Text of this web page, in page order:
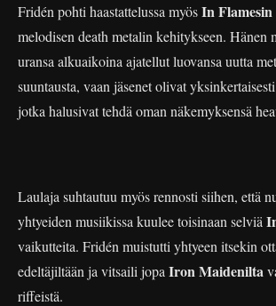
Fridén pohti haastattelussa myösIn Flamesin
melodisen death metalin kehitykseen. Hänen
uransa alkuaikoina ajatellut luovansa uutta
suuntausta, vaan jäsenet olivat
jotka halusivat tehdä oman näkemyksensä
Laulaja suhtautuu myös rennosti siihen, että
yhtyeiden musiikissa kuulee toisinaan selviä
vaikutteita. Fridén muistutti yhtyeen itsekin
edeltäjiltään ja vitsaili jopa Iron Maidenilta
riffeistä.